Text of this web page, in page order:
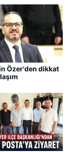
Özer'den dikkat